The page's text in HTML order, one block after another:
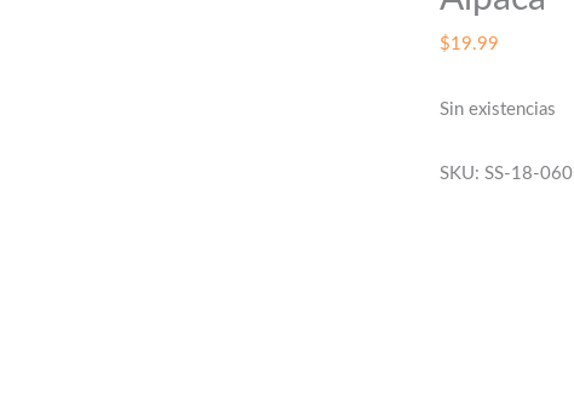
$19.99
Sin existencias
SKU: SS-18-060